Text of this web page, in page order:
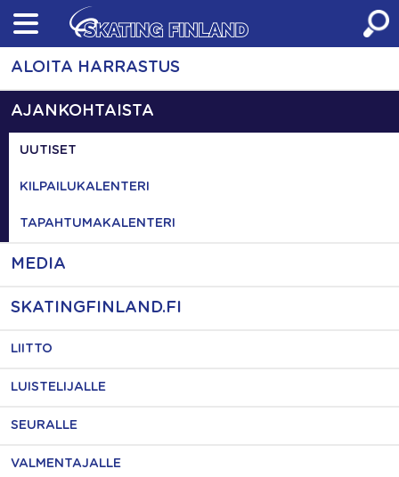
Skip
content
ALOITA HARRASTUS
AJANKOHTAISTA
UUTISET
KILPAILUKALENTERI
TAPAHTUMAKALENTERI
MEDIA
SKATINGFINLAND.FI
LIITTO
LUISTELIJALLE
SEURALLE
VALMENTAJALLE